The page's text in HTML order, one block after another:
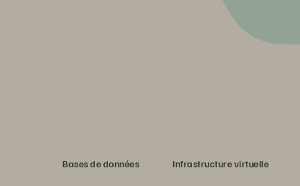
Bases de données Infrastructure virtuelle